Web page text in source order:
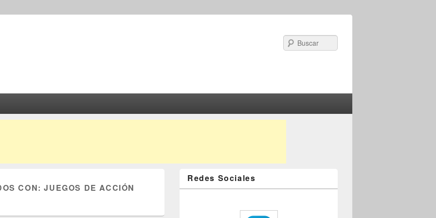
CON:JUEGOS DE ACCIÓN
Redes Sociales